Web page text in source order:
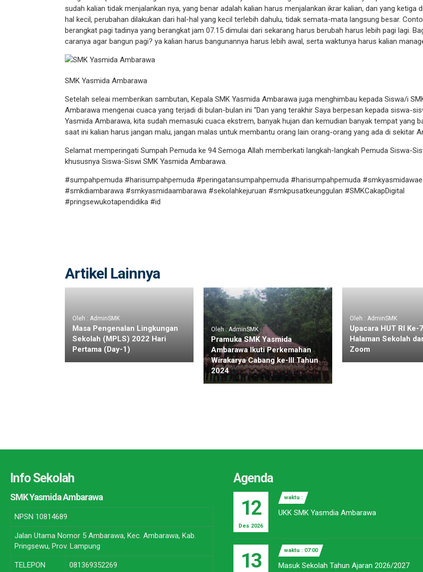
sudah kalian tidak menjalankan nya, yang benar adalah kalian harus menjalankan ikrar kalian, dan yang ketiga
hal kecil, perubahan dilakukan dari hal-hal yang kecil terlebih dahulu, tidak semata-mata langsung besar.
berangkat pagi tadinya yang berangkat jam 07.15 dimulai dari sekarang harus berubah harus lebih pagi lagi.
caranya agar bangun pagi? ya kalian harus bangunannya harus lebih awal, serta waktunya harus kalian
SMK Yasmida Ambarawa
Setelah seleai memberikan sambutan, Kepala SMK Yasmida Ambarawa juga menghimbau kepada Siswa/i
Ambarawa mengenai cuaca yang terjadi di bulan-bulan ini “Dan yang terakhir Saya berpesan kepada siswa-
Yasmida Ambarawa, kita sudah memasuki cuaca ekstrem, banyak hujan dan kemudian banyak tempat yang
saat ini kalian harus jangan malu, jangan malas untuk membantu orang lain orang-orang yang ada di sekitar
Selamat memperingati Sumpah Pemuda ke 94 Semoga Allah memberkati langkah-langkah Pemuda Siswa-
khususnya Siswa-Siswi SMK Yasmida Ambarawa.
#sumpahpemuda #harisumpahpemuda #peringatansumpahpemuda #harisumpahpemuda
#smkdiambarawa #smkyasmidaambarawa #sekolahkejuruan #smkpusatkeunggulan #SMKCakapDigital
#pringsewukotapendidika #id
Artikel Lainnya
Oleh : AdminSMK
Masa Pengenalan Lingkungan
Sekolah (MPLS) 2022 Hari
Pertama (Day-1)
Oleh : AdminSMK
Pramuka SMK Yasmida
Ambarawa Ikuti Perkemahan
Wirakarya Cabang ke-III Tahun
2024
Oleh : AdminSMK
Upacara HUT RI Ke-
Halaman Sekolah
Zoom
Info Sekolah
SMK Yasmida Ambarawa
NPSN 10814689
Jalan Utama Nomor 5 Ambarawa, Kec. Ambarawa, Kab.
Pringsewu, Prov. Lampung
TELEPON 081369352269
Agenda
12
Des 2026
waktu :
UKK SMK Yasmdia Ambarawa
13 waktu : 07:00
Masuk Sekolah Tahun Ajaran 2026/2027